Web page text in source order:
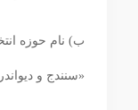
ب) نام حوزه
«سنندج و